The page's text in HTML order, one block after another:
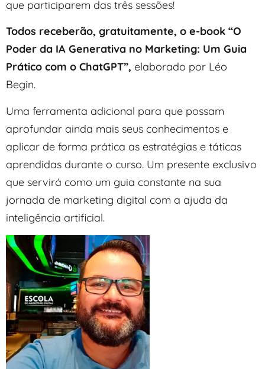
que participarem das três sessões!
Todos receberão, gratuitamente, o e-book “O
Poder da IA Generativa no Marketing: Um Guia
Prático com o ChatGPT”, elaborado por Léo
Begin.
Uma ferramenta adicional para que possam
aprofundar ainda mais seus conhecimentos e
aplicar de forma prática as estratégias e táticas
aprendidas durante o curso. Um presente exclusivo
que servirá como um guia constante na sua
jornada de marketing digital com a ajuda da
inteligência artificial.